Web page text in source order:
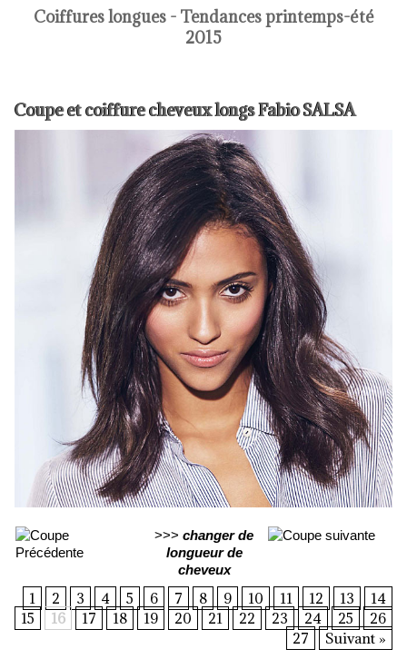
Coiffures longues - Tendances printemps-été
2015
Coupe et coiffure cheveux longs Fabio SALSA
>>> changer de
longueur de
cheveux
1 2 3 4 5 6 7 8 9 10 11 12 13
14
15
16 17 18 19 20 21 22 23 24 25
26
27
Suivant »